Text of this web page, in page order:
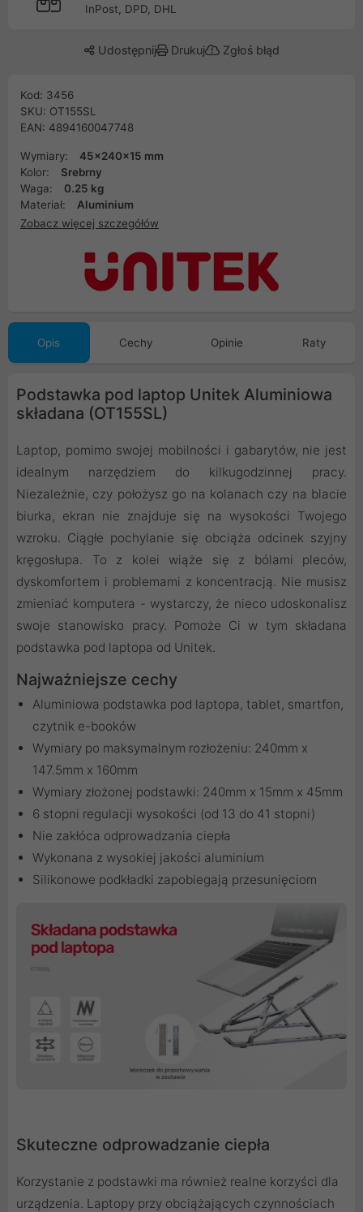
InPost, DPD, DHL
Udostępnij Drukuj Zgłoś błąd
Kod: 3456
SKU: OT155SL
EAN: 4894160047748
Wymiary:
45x240x15 mm
Kolor:
Srebrny
Waga:
0.25 kg
Materiał:
Aluminium
Zobacz więcej szczegółów
Opis Cechy Opinie Raty
Podstawka pod laptop Unitek Aluminiowa
składana (OT155SL)
Laptop, pomimo swojej mobilności i gabarytów, nie jest
idealnym narzędziem do kilkugodzinnej pracy.
Niezależnie, czy położysz go na kolanach czy na blacie
biurka, ekran nie znajduje się na wysokości Twojego
wzroku. Ciągłe pochylanie się obciąża odcinek szyjny
kręgosłupa. To z kolei wiąże się z bólami pleców,
dyskomfortem i problemami z koncentracją. Nie musisz
zmieniać komputera - wystarczy, że nieco udoskonalisz
swoje stanowisko pracy. Pomoże Ci w tym składana
podstawka pod laptopa od Unitek.
Najważniejsze cechy
Aluminiowa podstawka pod laptopa, tablet, smartfon,
czytnik e-booków
Wymiary po maksymalnym rozłożeniu: 240mm x
147.5mm x 160mm
Wymiary złożonej podstawki: 240mm x 15mm x 45mm
6 stopni regulacji wysokości (od 13 do 41 stopni)
Nie zakłóca odprowadzania ciepła
Wykonana z wysokiej jakości aluminium
Silikonowe podkładki zapobiegają przesunięciom
Skuteczne odprowadzanie ciepła
Korzystanie z podstawki ma również realne korzyści dla
urządzenia. Laptopy przy obciążających czynnościach